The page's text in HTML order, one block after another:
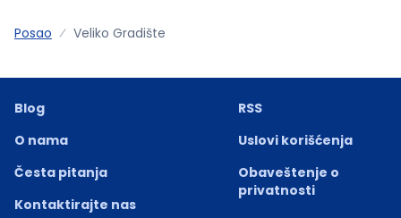
Posao Veliko Gradište
Blog
O nama
Česta pitanja
Kontaktirajte nas
RSS
Uslovi korišćenja
Obaveštenje o
privatnosti